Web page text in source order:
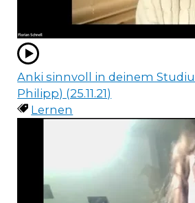
Anki sinnvoll in deinem
Philipp) (25.11.21)
Lernen